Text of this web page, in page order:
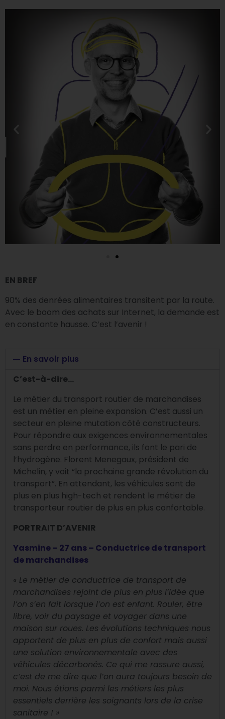
EN BREF
90% des denrées alimentaires transitent par la route.
Avec le boom des achats sur Internet, la demande est
en constante hausse. C’est l’avenir !
En savoir plus
C’est-à-dire…
Le métier du transport routier de marchandises
est un métier en pleine expansion. C’est aussi un
secteur en pleine mutation côté constructeurs.
Pour répondre aux exigences environnementales
sans perdre en performance, ils font le pari de
l’hydrogène. Florent Menegaux, président de
Michelin, y voit “la prochaine grande révolution du
transport”. En attendant, les véhicules sont de
plus en plus high-tech et rendent le métier de
transporteur routier de plus en plus confortable.
PORTRAIT D’AVENIR
Yasmine – 27 ans – Conductricede transport
de marchandises
« Le métier de conductrice de transport de
marchandises rejoint de plus en plus l’idée que
l’on s’en fait lorsque l’on est enfant. Rouler, être
libre, voir du paysage et voyager dans une
maison sur roues. Les évolutions techniques nous
apportent de plus en plus de confort mais aussi
une solution environnementale avec des
véhicules décarbonés. Ce qui me rassure aussi,
c’est de me dire que l’on aura toujours besoin de
moi. Nous étions parmi les métiers les plus
essentiels derrière les soignants lors de la crise
sanitaire ! »